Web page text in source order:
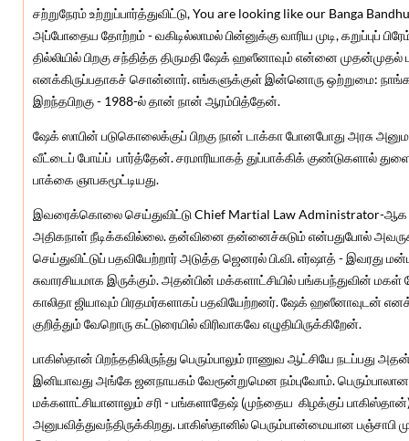
சற்றுநேரம் உற்றுப்பார்த்துவிட்டு, You are looking like our Banga
அப்போதைய தோற்றம் - வகிடில்லாமல் பின்னுக்கு வாரிய முடி, கறுப்புப்
தில்லியில் பிறகு சந்தித்த திருமதி ஷேக் ஹஸீனாவும் என்னை
எனக்கிருப்பதாகச் சொன்னார். எங்களுக்குள் இன்னொரு ஒற்றுமை:
இறந்தபிறகு - 1988-ல் தான் நான் ஆரம்பித்தேன்.
ஷேக் ஸாபின் படுகொலைக்குப் பிறகு நான் டாக்கா போனபோது அரசு
வீட்டைப் போய்ப் பார்த்தேன். சரமாரியாகத் துப்பாக்கிக் குண்டுகளால்
பாக்கை ஞாபகமூட்டியது.
இவரைக்கொலை செய்துவிட்டு Chief Martial Law Administrator-ஆக
அதிகநாள் நீடிக்கவில்லை. தன்வினை தன்னைச்சுடும் என்பதுபோல்
செய்துவிட்டுப் பதவியேற்றார் அடுத்த ஜெனரல் பி.வி. எர்ஷாத் - இவரது
சுவாரசியமாக இருக்கும். அதன்பின் மக்களாட்சியில் பங்கபந்துவின்
காலிதா ஜியாவும் பிரதமர்களாகப் பதவியேற்றனர். ஷேக் ஹஸீனாவுடன்
குறித்தும் வேறொரு கட்டுரையில் விரிவாகவே எழுதியிருக்கிறேன்.
பாகிஸ்தான் பிறந்ததிலிருந்து பெரும்பாலும் ராணுவ ஆட்சியே நடப்பது
இனியாவது அங்கே ஜனநாயகம் வேரூன்றுமென நம்புவோம். பெரும்பாலான
மக்களாட்சியானாலும் சரி - பங்களாதேஷ் (முந்தைய கிழக்குப்
அனுபவித்துவந்திருக்கிறது. பாகிஸ்தானில் பெரும்பான்மையான